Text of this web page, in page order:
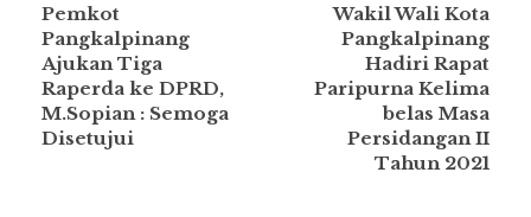
Pemkot
Pangkalpinang
Ajukan Tiga
Raperda ke DPRD,
M.Sopian : Semoga
Disetujui
Wakil Wali Kota
Pangkalpinang
Hadiri Rapat
Paripurna Kelima
belas Masa
Persidangan II
Tahun 2021